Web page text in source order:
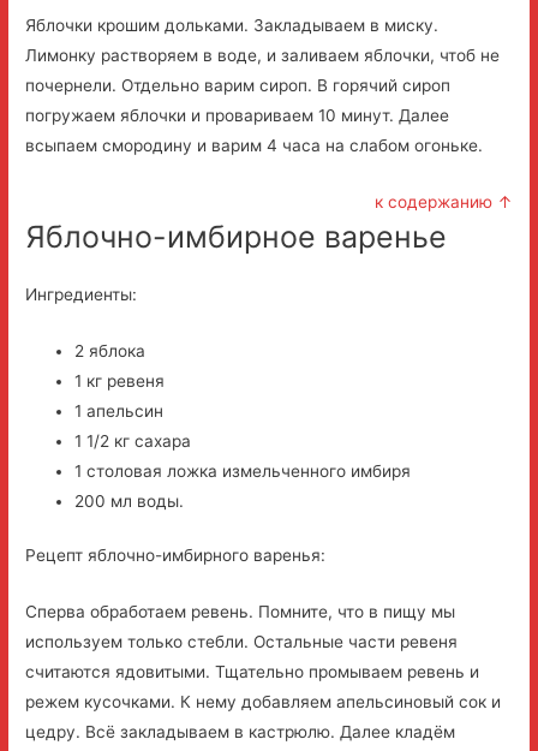
Яблочки крошим дольками. Закладываем в миску.
Лимонку растворяем в воде, и заливаем яблочки, чтоб не
почернели. Отдельно варим сироп. В горячий сироп
погружаем яблочки и провариваем 10 минут. Далее
всыпаем смородину и варим 4 часа на слабом огоньке.
к содержанию ↑
Яблочно-имбирное варенье
Ингредиенты:
2 яблока
1 кг ревеня
1 апельсин
1 1/2 кг сахара
1 столовая ложка измельченного имбиря
200 мл воды.
Рецепт яблочно-имбирного варенья:
Сперва обработаем ревень. Помните, что в пищу мы
используем только стебли. Остальные части ревеня
считаются ядовитыми. Тщательно промываем ревень и
режем кусочками. К нему добавляем апельсиновый сок и
цедру. Всё закладываем в кастрюлю. Далее кладём